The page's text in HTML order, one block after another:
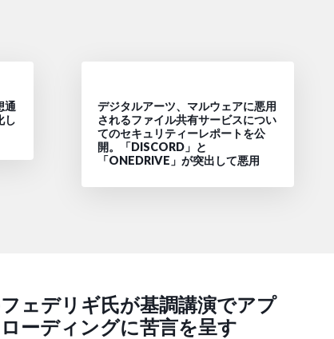
通
し
デジタルアーツ、マルウェアに悪用
されるファイル共有サービスについ
てのセキュリティーレポートを公
開。「DISCORD」と
「ONEDRIVE」が突出して悪用
ェデリギ氏が基調講演でアプ
ーディングに苦言を呈す